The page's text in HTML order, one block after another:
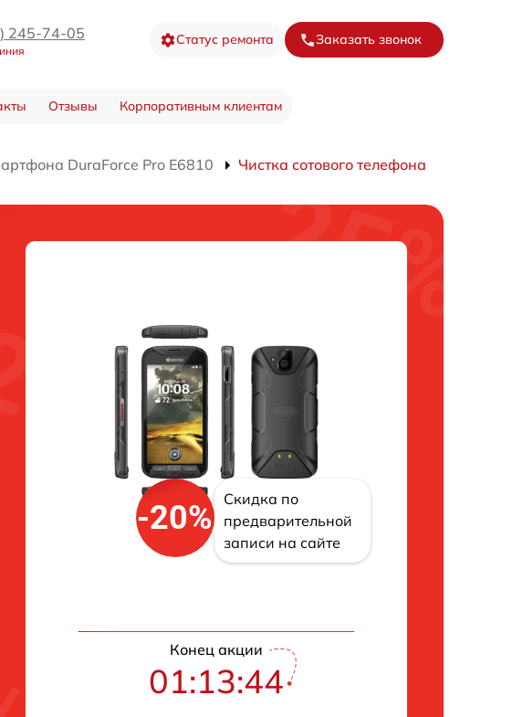
245-74-05 Статус ремонта Заказать звонок
Отзывы Корпоративным клиентам
DuraForce Pro E6810 Чистка сотового телефона
-20%
Скидка по
предварительной
записи на сайте
Конец акции
01:13:43